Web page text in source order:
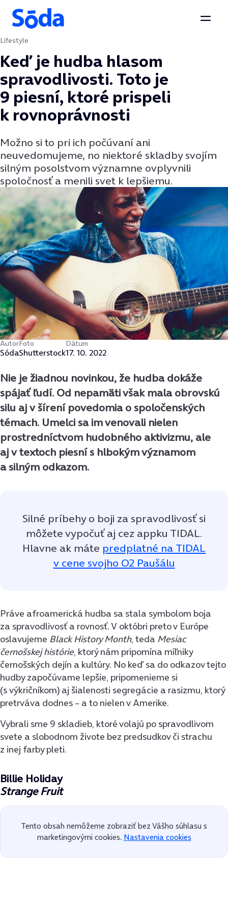
Preskočiť na obsah
Lifestyle
Keď je hudba hlasom
spravodlivosti. Toto je
9 piesní, ktoré prispeli
k rovnoprávnosti
Možno si to pri ich počúvaní ani
neuvedomujeme, no niektoré skladby svojím
silným posolstvom významne ovplyvnili
spoločnosť a menili svet k lepšiemu.
Autor
Sóda
Foto
Shutterstock
Dátum
17. 10. 2022
Nie je žiadnou novinkou, že hudba dokáže
spájať ľudí. Od nepamäti však mala obrovskú
silu aj v šírení povedomia o spoločenských
témach. Umelci sa im venovali nielen
prostredníctvom hudobného aktivizmu, ale
aj v textoch piesní s hlbokým významom
a silným odkazom.
Silné príbehy o boji za spravodlivosť si
môžete vypočuť aj cez appku TIDAL.
Hlavne ak máte predplatné na TIDAL
v cene svojho O2 Paušálu
Práve afroamerická hudba sa stala symbolom boja
za spravodlivosť a rovnosť. V októbri preto v Európe
oslavujeme Black History Month, teda Mesiac
černošskej histórie, ktorý nám pripomína míľniky
černošských dejín a kultúry. No keď sa do odkazov tejto
hudby započúvame lepšie, pripomenieme si
(s výkričníkom) aj šialenosti segregácie a rasizmu, ktorý
pretrváva dodnes – a to nielen v Amerike.
Vybrali sme 9 skladieb, ktoré volajú po spravodlivom
svete a slobodnom živote bez predsudkov či strachu
z inej farby pleti.
Billie Holiday
Strange Fruit
Tento obsah nemôžeme zobraziť bez Vášho súhlasu s
marketingovými cookies. Nastavenia cookies